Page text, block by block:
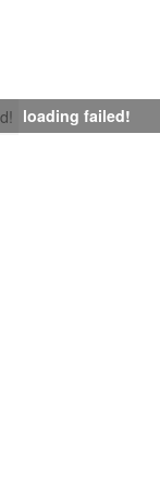
loading failed!